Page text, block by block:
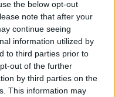
the below opt-out
note that after your
continue seeing
information utilized by
to third parties prior to
out of the further
by third parties on the
This information may
ο Δήμαρχος